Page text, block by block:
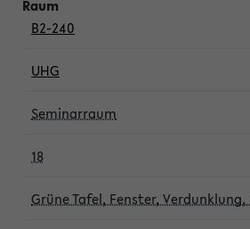
B2-240
UHG
Seminarraum
18
Grüne Tafel, Fenster,